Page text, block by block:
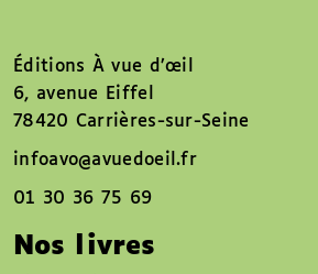
Éditions À vue d’œil
6, avenue Eiffel
78420 Carrières-sur-Seine
infoavo@avuedoeil.fr
01 30 36 75 69
Nos livres